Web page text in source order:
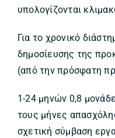
υπολογίζονται
Για το χρονικό
δημοσίευσης της
(από την πρόσφατη
1-24 μηνών 0,8
τους μήνες
σχετική σύμβαση